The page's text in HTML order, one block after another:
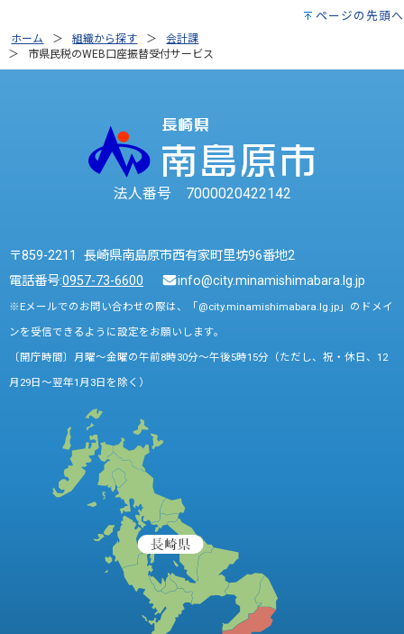
ページの先頭へ
ホーム 組織から探す
会計課
市県民税のWEB口座振替受付サービス
法人番号 7000020422142
〒859-2211 長崎県南島原市西有家町里坊96番地2
電話番号:0957-73-6600 info@city.minamishimabara.lg.jp
※Eメールでのお問い合わせの際は、「@city.minamishimabara.lg.jp」のドメイ
ンを受信できるように設定をお願いします。
〔開庁時間〕月曜～金曜の午前8時30分～午後5時15分（ただし、祝・休日、12
月29日～翌年1月3日を除く）